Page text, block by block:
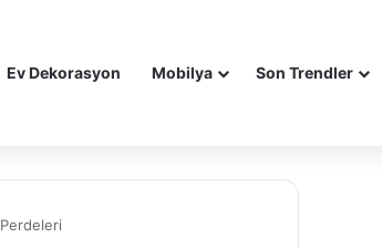
Ev Dekorasyon Mobilya Son Trendler